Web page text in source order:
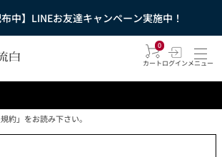
布中】LINEお友達キャンペーン実施中！
0
カートログインメニュー
約」をお読み下さい。